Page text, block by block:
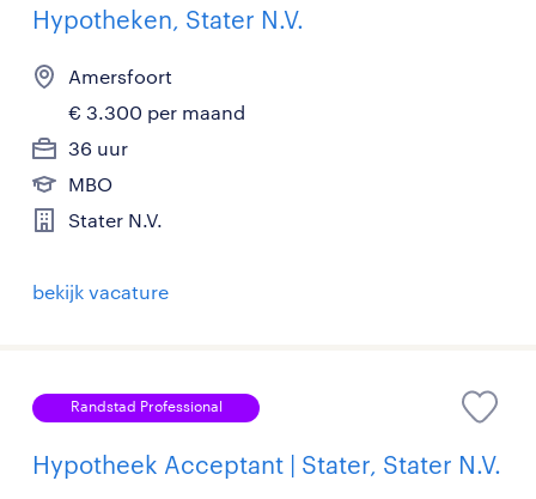
Hypotheken, Stater N.V.
Amersfoort
€ 3.300 per maand
36 uur
MBO
Stater N.V.
bekijk vacature
Randstad Professional
Hypotheek Acceptant | Stater, Stater N.V.